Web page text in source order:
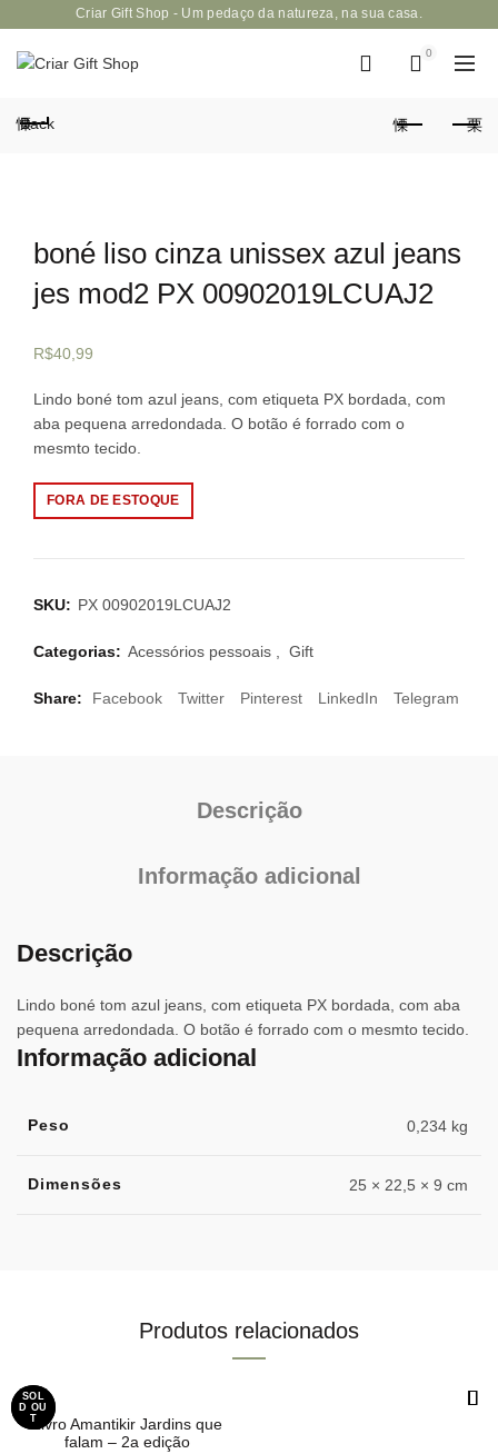
Criar Gift Shop - Um pedaço da natureza, na sua casa.
0
Back
boné liso cinza unissex azul jeans
jes mod2 PX 00902019LCUAJ2
R$40,99
Lindo boné tom azul jeans, com etiqueta PX bordada, com
aba pequena arredondada. O botão é forrado com o
mesmto tecido.
FORA DE ESTOQUE
SKU: PX 00902019LCUAJ2
Categorias: Acessórios pessoais Gift
Share Facebook Twitter Pinterest LinkedIn Telegram
Descrição
Informação adicional
Descrição
Lindo boné tom azul jeans, com etiqueta PX bordada, com aba
pequena arredondada. O botão é forrado com o mesmto tecido.
Informação adicional
Peso 0,234 kg
Dimensões 25 × 22,5 × 9 cm
Produtos relacionados
Livro Amantikir Jardins que
falam – 2a edição
SOL
D OU
T
SOL
D OU
T